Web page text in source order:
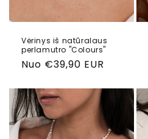
Vėrinys iš natūralaus
perlamutro "Colours"
Reguliari
Nuo €39,90 EUR